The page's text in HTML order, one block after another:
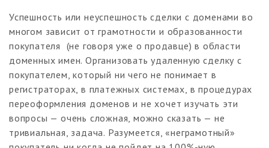
Успешность или неуспешность сделки с доменами во
многом зависит от грамотности и образованности
покупателя (не говоря уже о продавце) в области
доменных имен. Организовать удаленную сделку с
покупателем, который ни чего не понимает в
регистраторах, в платежных системах, в процедурах
переоформления доменов и не хочет изучать эти
вопросы — очень сложная, можно сказать — не
тривиальная, задача. Разумеется, «неграмотный»